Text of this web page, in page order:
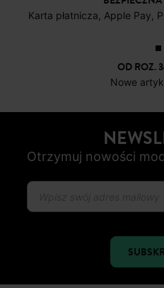
Karta płatnicza, Apple Pay,
OD ROZ.
Nowe
Otrzymuj nowości